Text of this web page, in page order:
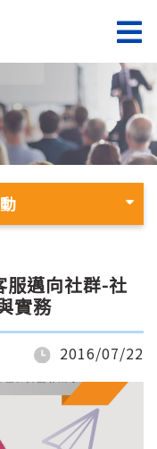
服邁向社群-社
實務
2016/07/22